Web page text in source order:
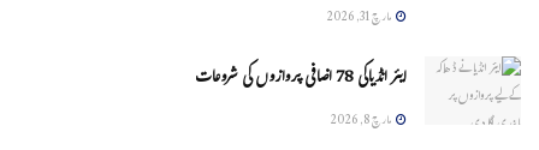
مارچ 31, 2026
ایئر انڈیاکی 78 اضافی پروازوں کی شروعات
مارچ 8, 2026